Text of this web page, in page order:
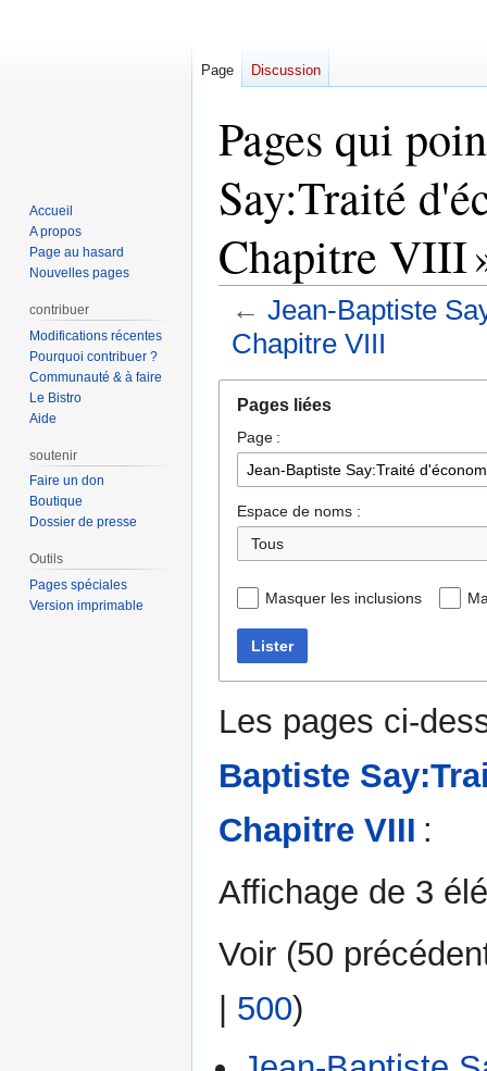
Pages qui
Say:Traité
Chapitre VIII
← Jean-Baptiste
Chapitre VIII
navigation
recherche
Pages liées
Page :
Espace de noms :
Tous
Masquer les inclusions
Lister
Les pages ci-
Baptiste
Chapitre VIII :
Affichage de 3
Voir (50
| 500)
Page Discussion
Accueil
A propos
Page au hasard
Nouvelles pages
contribuer
Modifications récentes
Pourquoi contribuer ?
Communauté & à faire
Le Bistro
Aide
soutenir
Faire un don
Boutique
Dossier de presse
Outils
Pages spéciales
Version imprimable